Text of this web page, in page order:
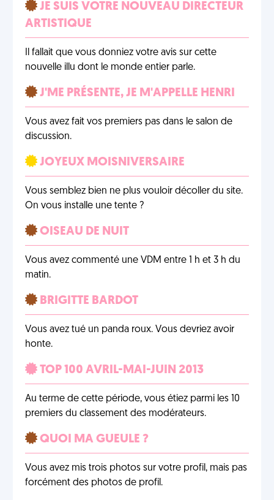
JE SUIS VOTRE NOUVEAU DIRECTEUR
ARTISTIQUE
Il fallait que vous donniez votre avis sur cette
nouvelle illu dont le monde entier parle.
J'ME PRÉSENTE, JE M'APPELLE HENRI
Vous avez fait vos premiers pas dans le salon de
discussion.
JOYEUX MOISNIVERSAIRE
Vous semblez bien ne plus vouloir décoller du site.
On vous installe une tente ?
OISEAU DE NUIT
Vous avez commenté une VDM entre 1 h et 3 h du
matin.
BRIGITTE BARDOT
Vous avez tué un panda roux. Vous devriez avoir
honte.
TOP 100 AVRIL-MAI-JUIN 2013
Au terme de cette période, vous étiez parmi les 10
premiers du classement des modérateurs.
QUOI MA GUEULE ?
Vous avez mis trois photos sur votre profil, mais pas
forcément des photos de profil.